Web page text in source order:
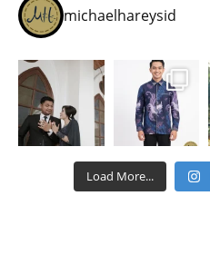
michaelhareysid
Load More...